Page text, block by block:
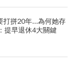
打拼20年...為何她存
提早退休4大關鍵